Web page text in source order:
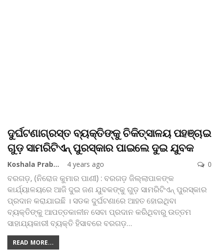
ଦୁର୍ଘଟଣାଗ୍ରସ୍ତ ବ୍ୟକ୍ତିଙ୍କୁ ଚିକିତ୍ସାଳୟ ପହଞ୍ଚାଇ
ଗୁଡ଼ ସାମରିଟିଏନ୍‌ ପୁରସ୍କାର ପାଇଲେ ଦୁଇ ଯୁବକ
Koshala Prabaha 4 years ago 0
ବରଗଡ଼, (ନିରୋଜ କୁମାର ପାଣୀ) : ବରଗଡ଼ ଜିଲ୍ଲାପାଳଙ୍କ
କାର୍ଯ୍ୟାଳୟରେ ଆଜି ଦୁଇ ଜଣ ଯୁବକଙ୍କୁ ଗୁଡ଼ ସାମରିଟିଏନ୍‌ ପୁରସ୍କାର
ପ୍ରଦାନ କରାଯାଇଛି । ସଡକ ଦୁର୍ଘଟଣାରେ ଆହତ ହୋଇଥିବା
ବ୍ୟକ୍ତିଙ୍କୁ ଆପତ୍ତକାଳୀନ ସେବା ପ୍ରଦାନ କରିଥିବାରୁ ଉତ୍ତମ
ସାହାଯ୍ୟକାରୀ ବ୍ୟକ୍ତି ହିସାବରେ ବରଗଡ଼…
READ MORE...